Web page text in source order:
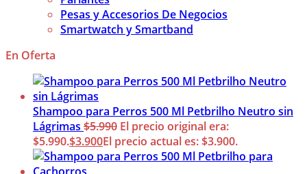
Pesas y Accesorios De Negocios
Smartwatch y Smartband
En Oferta
Shampoo para Perros 500 Ml Petbrilho Neutro sin
Lágrimas $5.990 El precio original era:
$5.990.$3.900El precio actual es: $3.900.